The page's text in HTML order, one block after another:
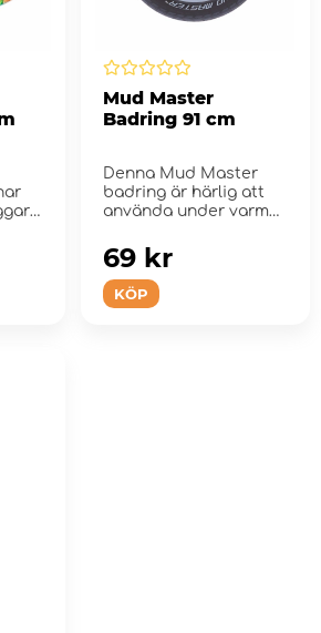
Mud Master
Badring 91 cm
Denna Mud Master
badring är härlig att
använda under varma
KÖP
69 kr